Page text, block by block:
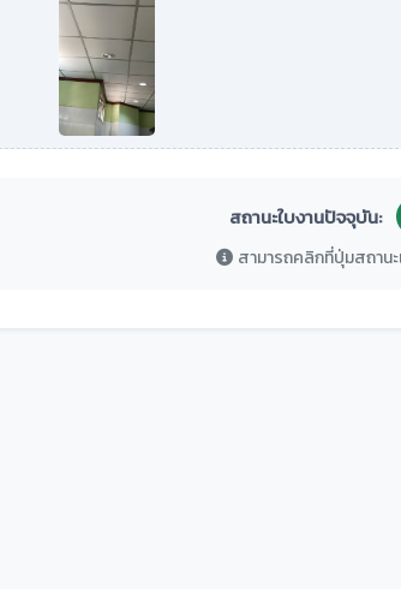
สถานะใบงานปัจจุบัน:
สามารถคลิกที่ปุ่มสถาน